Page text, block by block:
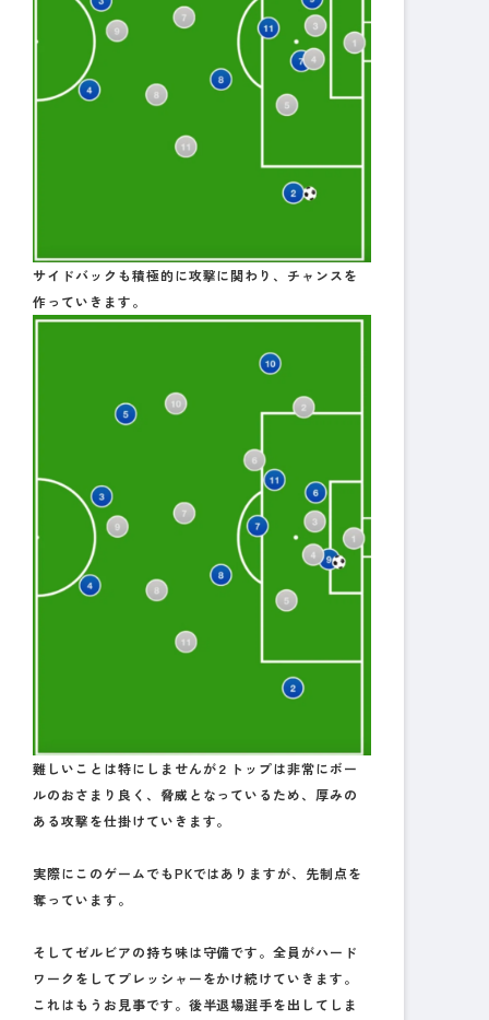
サイドバックも積極的に攻撃に関わり、チャンスを
作っていきます。
難しいことは特にしませんが２トップは非常にボー
ルのおさまり良く、脅威となっているため、厚みの
ある攻撃を仕掛けていきます。
実際にこのゲームでもPKではありますが、先制点を
奪っています。
そしてゼルビアの持ち味は守備です。全員がハード
ワークをしてプレッシャーをかけ続けていきます。
これはもうお見事です。後半退場選手を出してしま